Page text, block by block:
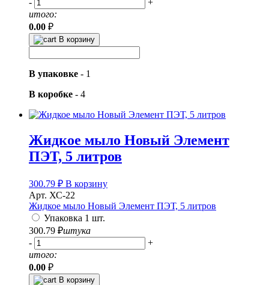
-
+
итого:
0.00 ₽
В корзину
В упаковке - 1
В коробке - 4
Жидкое мыло Новый Элемент
ПЭТ, 5 литров
300.79 ₽ В корзину
Арт. ХС-22
Жидкое мыло Новый Элемент ПЭТ, 5 литров
Упаковка 1 шт.
300.79 ₽штука
-
+
итого:
0.00 ₽
В корзину